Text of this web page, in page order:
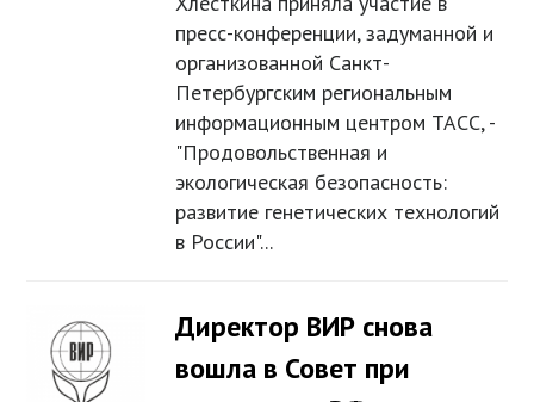
пресс-конференции, задуманной и
организованной Санкт-
Петербургским региональным
информационным центром ТАСС, -
"Продовольственная и
экологическая безопасность:
развитие генетических технологий
в России"...
Директор ВИР снова
вошла в Совет при